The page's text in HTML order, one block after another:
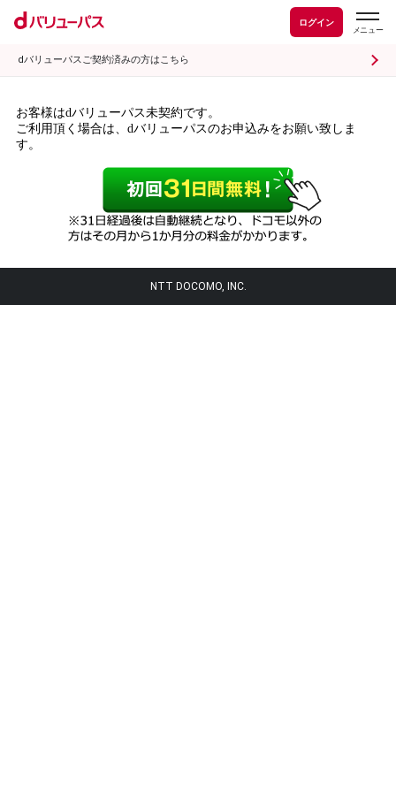
ログイン
dバリューパスご契約済みの方はこちら
お客様はdバリューパス未契約です。
ご利用頂く場合は、dバリューパスのお申込みをお願い致しま
す。
NTT DOCOMO, INC.